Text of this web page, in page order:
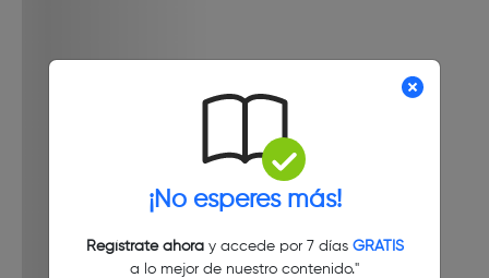
¡No esperes más!
Regístrate ahoray accede por 7 días GRATIS
a lo mejor de nuestro contenido."